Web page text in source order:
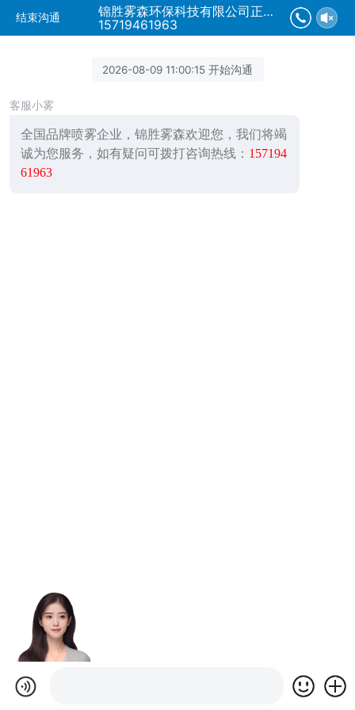
结束沟通
锦胜雾森环保科技有限公司正在为您服务
15719461963
2026-08-09 11:00:15 开始沟通
客服小雾
全国品牌喷雾企业，锦胜雾森欢迎您，我们将竭
诚为您服务，如有疑问可拨打咨询热线： 157194
61963